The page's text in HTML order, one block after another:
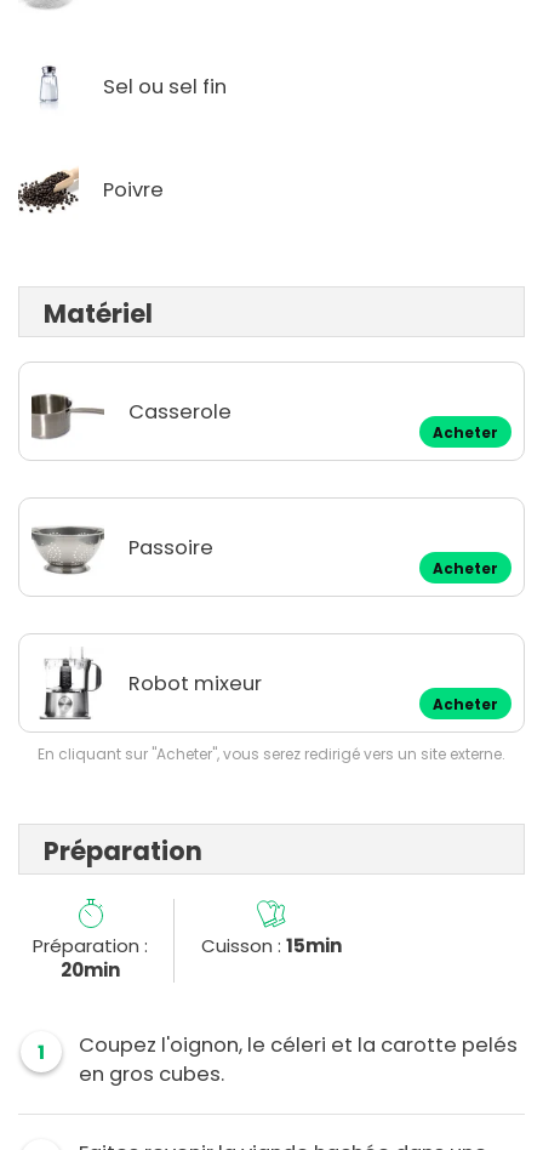
Sel ou sel fin
Poivre
Matériel
Casserole
Acheter
Passoire
Acheter
Robot mixeur
Acheter
En cliquant sur "Acheter", vous serez redirigé vers un site externe.
Préparation
Préparation :
20min
Cuisson : 15min
1
Coupez l'oignon, le céleri et la carotte pelés
en gros cubes.